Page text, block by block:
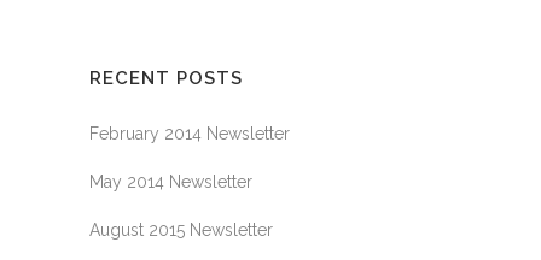
RECENT POSTS
February 2014 Newsletter
May 2014 Newsletter
August 2015 Newsletter